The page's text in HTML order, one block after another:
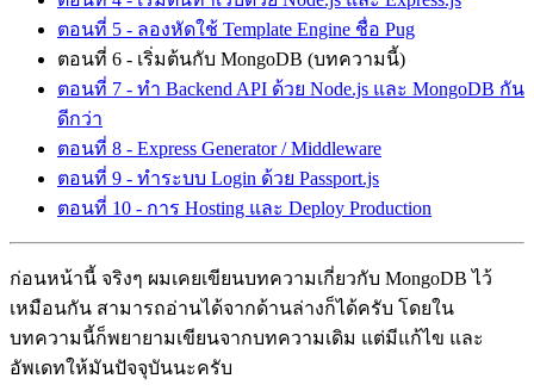
ตอนที่ 5 - ลองหัดใช้ Template Engine ชื่อ Pug
ตอนที่ 6 - เริ่มต้นกับ MongoDB (บทความนี้)
ตอนที่ 7 - ทำ Backend API ด้วย Node.js และ MongoDB กัน
ดีกว่า
ตอนที่ 8 - Express Generator / Middleware
ตอนที่ 9 - ทำระบบ Login ด้วย Passport.js
ตอนที่ 10 - การ Hosting และ Deploy Production
ก่อนหน้านี้ จริงๆ ผมเคยเขียนบทความเกี่ยวกับ MongoDB ไว้
เหมือนกัน สามารถอ่านได้จากด้านล่างก็ได้ครับ โดยใน
บทความนี้ก็พยายามเขียนจากบทความเดิม แต่มีแก้ไข และ
อัพเดทให้มันปัจจุบันนะครับ